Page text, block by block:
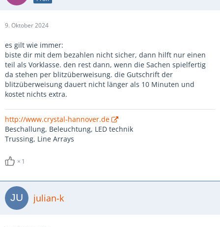
9. Oktober 2024
es gilt wie immer:
biste dir mit dem bezahlen nicht sicher, dann hilft nur einen
teil als Vorklasse. den rest dann, wenn die Sachen spielfertig
da stehen per blitzüberweisung. die Gutschrift der
blitzüberweisung dauert nicht länger als 10 Minuten und
kostet nichts extra.
http://www.crystal-hannover.de
Beschallung, Beleuchtung, LED technik
Trussing, Line Arrays
1
julian-k